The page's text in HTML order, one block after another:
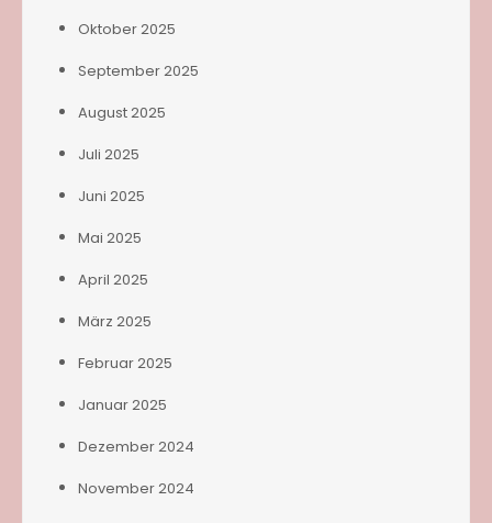
Oktober 2025
September 2025
August 2025
Juli 2025
Juni 2025
Mai 2025
April 2025
März 2025
Februar 2025
Januar 2025
Dezember 2024
November 2024